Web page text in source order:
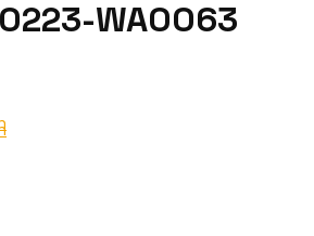
WA0063